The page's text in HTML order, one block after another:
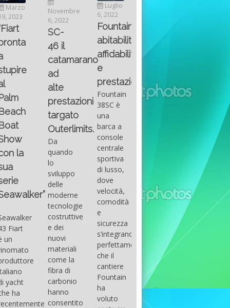
Marzo
2023
la
Fiart
un
yacht
ha
Novembre
6, 2022
SC-
46 il
catamarano
ad
alte
prestazioni
targato
Outerlimits.
Da
quando
lo
sviluppo
delle
moderne
tecnologie
costruttive
e dei
nuovi
materiali
come la
fibra di
carbonio
hanno
consentito
Luglio
6, 2022
Fountain 38SC
abitabilità,
affidabilità
e
prestazioni
Fountain
38SC è
una
barca a
console
centrale
sportiva
di lusso,
dove
velocità,
comodità
e
sicurezza
s’integrano
perfettamente,
che il
cantiere
Fountain
ha
voluto
Multiple
on
basic
on
basic
intention
draw
attention
to the
use of
GUITAR
Santana
had its
maximum
in the
early
seventies
that
Santana,